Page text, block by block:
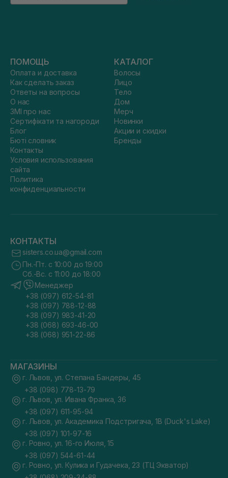
ПОМОЩЬ
Оплата и доставка
Как сделать заказ
Ответы на вопросы
О нас
ЗМІ про нас
Сертифікати та нагороди
Блог
Бюті словник
Контакты
Условия использования
сайта
Политика
конфиденциальности
КАТАЛОГ
Волосы
Лицо
Тело
Дом
Мерч
Новинки
Акции и скидки
Бренды
КОНТАКТЫ
sisters.co.ua@gmail.com
Пн.-Пт. с 10:00 до 19:00
Сб.-Вс. с 11:00 до 18:00
Менеджер
+38 (097) 612-54-81
+38 (097) 788-12-88
+38 (097) 983-41-20
+38 (068) 693-46-00
+38 (068) 951-22-86
МАГАЗИНЫ
г. Львов, ул. Степана Бандеры, 45
+38 (098) 778-13-79
г. Львов, ул. Ивана Франка, 36
+38 (097) 611-95-94
г. Львов, ул. Академика Подстригача, 1В (Duck's Lake)
+38 (097) 101-97-16
г. Ровно, ул. 16-го Июля, 15
+38 (097) 544-61-44
г. Ровно, ул. Кулика и Гудачека, 23 (ТЦ Экватор)